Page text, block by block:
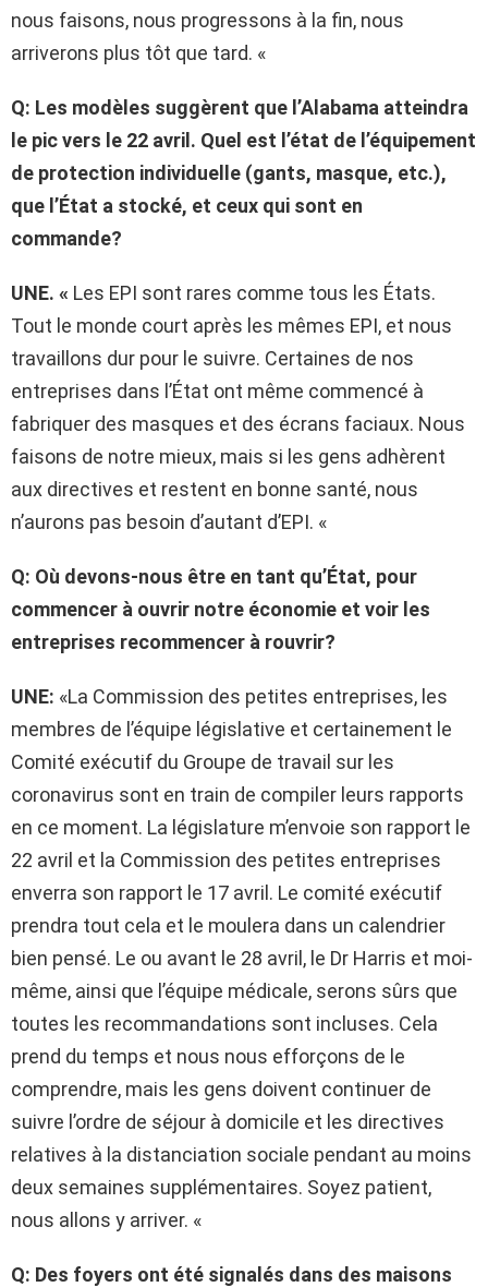
nous faisons, nous progressons à la fin, nous
arriverons plus tôt que tard. «
Q: Les modèles suggèrent que l’Alabama atteindra
le pic vers le 22 avril. Quel est l’état de l’équipement
de protection individuelle (gants, masque, etc.),
que l’État a stocké, et ceux qui sont en
commande?
UNE. « Les EPI sont rares comme tous les États.
Tout le monde court après les mêmes EPI, et nous
travaillons dur pour le suivre. Certaines de nos
entreprises dans l’État ont même commencé à
fabriquer des masques et des écrans faciaux. Nous
faisons de notre mieux, mais si les gens adhèrent
aux directives et restent en bonne santé, nous
n’aurons pas besoin d’autant d’EPI. «
Q: Où devons-nous être en tant qu’État, pour
commencer à ouvrir notre économie et voir les
entreprises recommencer à rouvrir?
UNE: «La Commission des petites entreprises, les
membres de l’équipe législative et certainement le
Comité exécutif du Groupe de travail sur les
coronavirus sont en train de compiler leurs rapports
en ce moment. La législature m’envoie son rapport le
22 avril et la Commission des petites entreprises
enverra son rapport le 17 avril. Le comité exécutif
prendra tout cela et le moulera dans un calendrier
bien pensé. Le ou avant le 28 avril, le Dr Harris et moi-
même, ainsi que l’équipe médicale, serons sûrs que
toutes les recommandations sont incluses. Cela
prend du temps et nous nous efforçons de le
comprendre, mais les gens doivent continuer de
suivre l’ordre de séjour à domicile et les directives
relatives à la distanciation sociale pendant au moins
deux semaines supplémentaires. Soyez patient,
nous allons y arriver. «
Q: Des foyers ont été signalés dans des maisons